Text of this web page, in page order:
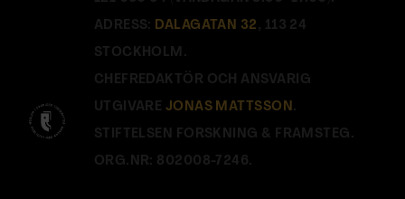
ADRESS: DALAGATAN 32 , 113 24
STOCKHOLM.
CHEFREDAKTÖR OCH ANSVARIG
UTGIVARE JONAS MATTSSON .
STIFTELSEN FORSKNING & FRAMSTEG.
ORG.NR: 802008-7246.